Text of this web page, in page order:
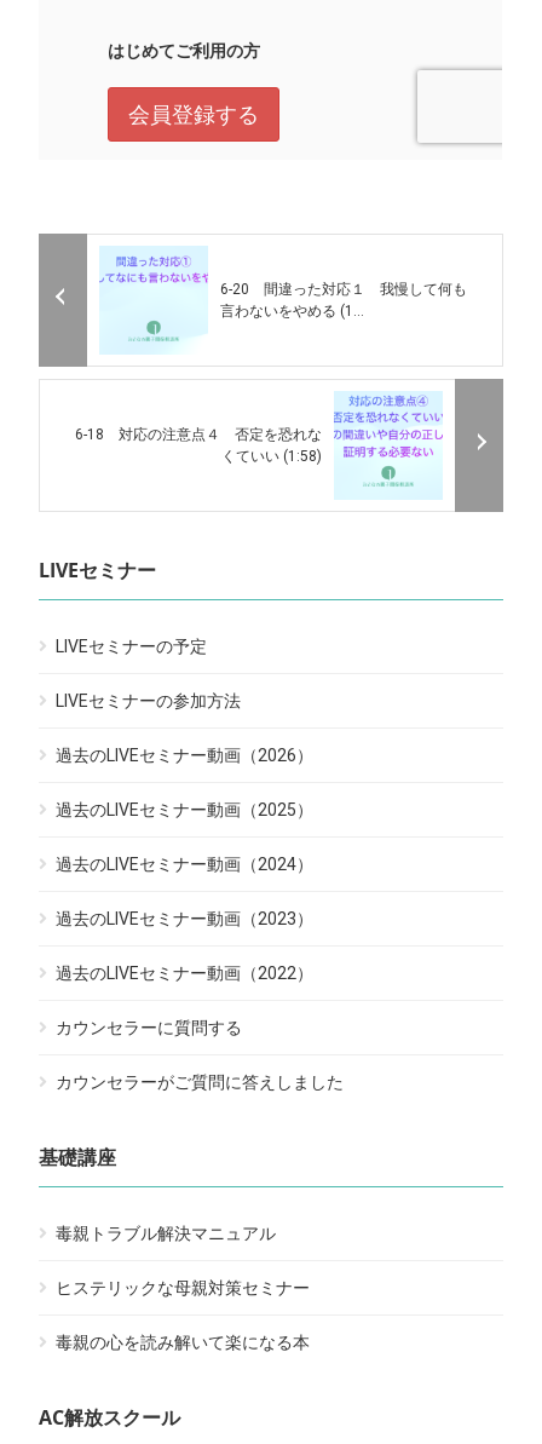
6-20 間違った対応１ 我慢して何も
言わないをやめる (1...
6-18 対応の注意点４ 否定を恐れな
くていい (1:58)
LIVEセミナー
LIVEセミナーの予定
LIVEセミナーの参加方法
過去のLIVEセミナー動画（2026）
過去のLIVEセミナー動画（2025）
過去のLIVEセミナー動画（2024）
過去のLIVEセミナー動画（2023）
過去のLIVEセミナー動画（2022）
カウンセラーに質問する
カウンセラーがご質問に答えしました
基礎講座
毒親トラブル解決マニュアル
ヒステリックな母親対策セミナー
毒親の心を読み解いて楽になる本
AC解放スクール